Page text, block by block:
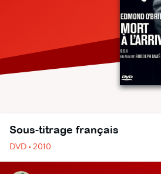
Sous-titrage français
DVD • 2010